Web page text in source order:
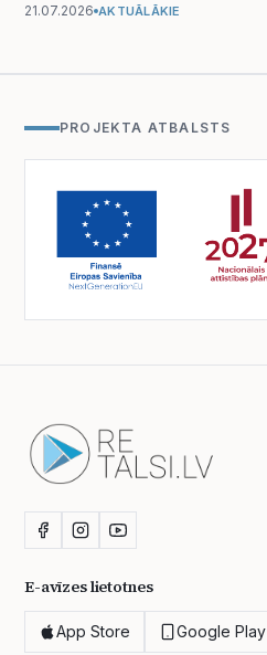
21.07.2026 AKTUĀLĀKIE
PROJEKTA ATBALSTS
E-avīzes lietotnes
App Store Google Play